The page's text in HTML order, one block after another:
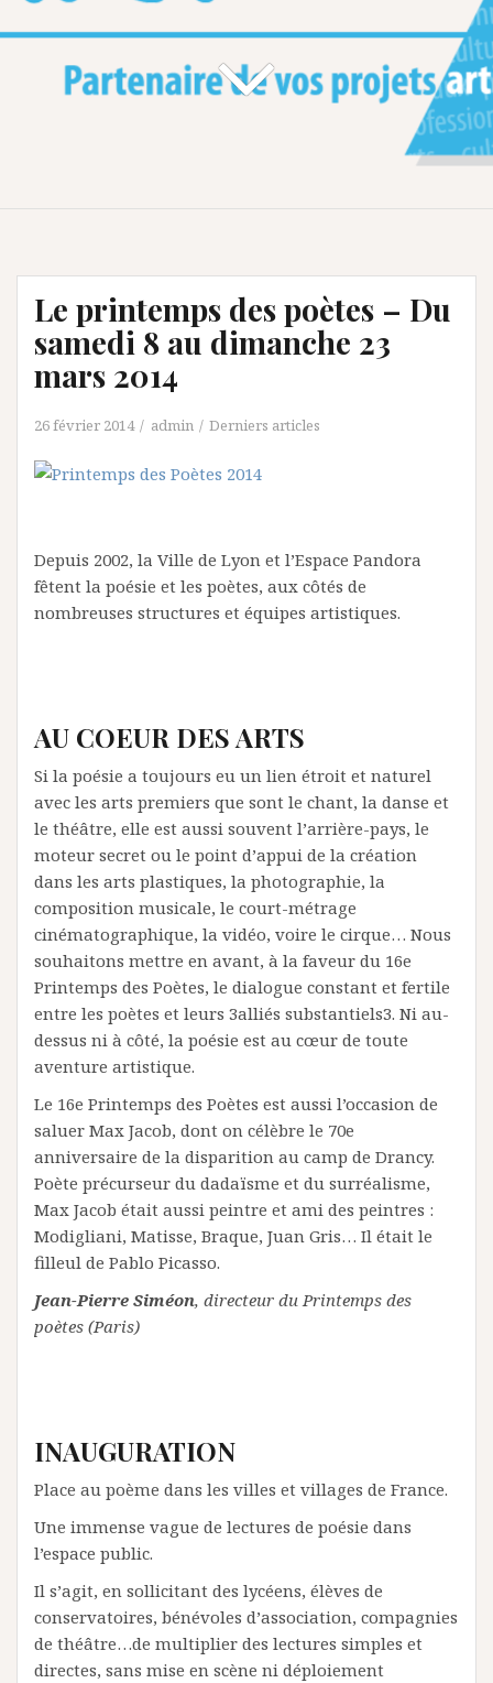
Le printemps des poètes – Du
samedi 8 au dimanche 23
mars 2014
26 février 2014 admin Derniers articles
Depuis 2002, la Ville de Lyon et l’Espace Pandora
fêtent la poésie et les poètes, aux côtés de
nombreuses structures et équipes artistiques.
AU COEUR DES ARTS
Si la poésie a toujours eu un lien étroit et naturel
avec les arts premiers que sont le chant, la danse et
le théâtre, elle est aussi souvent l’arrière-pays, le
moteur secret ou le point d’appui de la création
dans les arts plastiques, la photographie, la
composition musicale, le court-métrage
cinématographique, la vidéo, voire le cirque… Nous
souhaitons mettre en avant, à la faveur du 16e
Printemps des Poètes, le dialogue constant et fertile
entre les poètes et leurs 3alliés substantiels3. Ni au-
dessus ni à côté, la poésie est au cœur de toute
aventure artistique.
Le 16e Printemps des Poètes est aussi l’occasion de
saluer Max Jacob, dont on célèbre le 70e
anniversaire de la disparition au camp de Drancy.
Poète précurseur du dadaïsme et du surréalisme,
Max Jacob était aussi peintre et ami des peintres :
Modigliani, Matisse, Braque, Juan Gris… Il était le
filleul de Pablo Picasso.
Jean-Pierre Siméon, directeur du Printemps des
poètes (Paris)
INAUGURATION
Place au poème dans les villes et villages de France.
Une immense vague de lectures de poésie dans
l’espace public.
Il s’agit, en sollicitant des lycéens, élèves de
conservatoires, bénévoles d’association, compagnies
de théâtre…de multiplier des lectures simples et
directes, sans mise en scène ni déploiement